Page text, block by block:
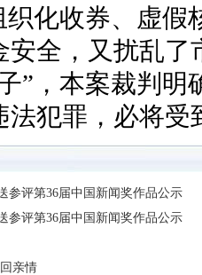
织化收券、虚
安全，又扰乱
”，本案裁判
法犯罪，必将受
参评第36届中国新闻奖作品公示
参评第36届中国新闻奖作品公示
亲情